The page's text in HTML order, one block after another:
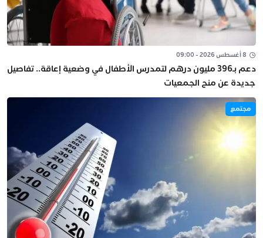
8 أغسطس 2026 - 09:00
دعم بـ396 مليون درهم لتمدرس الأطفال في وضعية إعاقة.. تفاصيل
جديدة عن منح الجمعيات
مجتمع